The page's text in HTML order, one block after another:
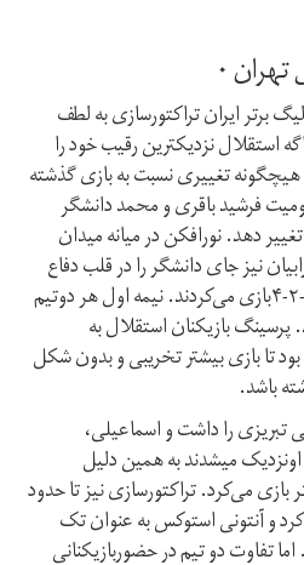
برتر ایران تراکتورسازی به لطف
نزدیکترین رقیب خود را
تغییری نسبت به بازی گذشته
فرشید باقری و محمد دانشگر
دهد. نورافکن در میانه میدان
نیز جای دانشگر را در قلب دفاع
گرفت. هر دو تیم با سیستم ۱-۳-۲-۴بازی می‌کردند. نیمه اول هر دو‌تیم
پرسینگ بازیکنان استقلال به
تا بازی بیشتر تخریبی و بدون شکل
باشد.
را داشت و اسماعیلی،
میشدند به همین دلیل
می‌کرد. تراکتورسازی نیز تا حدود
و آنتونی استوکس به عنوان تک
تفاوت دو تیم در حضوربازیکنانی